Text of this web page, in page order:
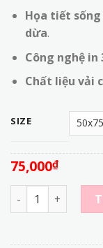
Họa tiết
dừa.
Công nghệ in
Chất liệu vải
SIZE
75,000₫
FO32420 - Tranh